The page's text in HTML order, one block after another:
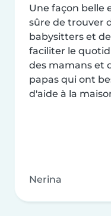
Une façon belle
sûre de trouver
babysitters et de
faciliter le
des mamans et
papas qui ont
d'aide à la
Nerina